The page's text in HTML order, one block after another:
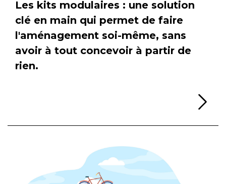
Les kits modulaires : une solution
clé en main qui permet de faire
l'aménagement soi-même, sans
avoir à tout concevoir à partir de
rien.